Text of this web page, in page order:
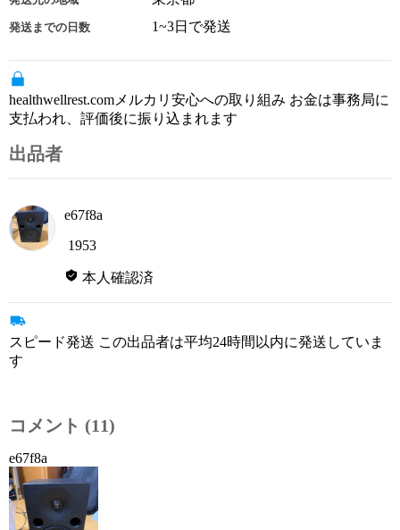
発送までの日数 1~3日で発送
healthwellrest.comメルカリ安心への取り組み お金は事務局に
支払われ、評価後に振り込まれます
出品者
e67f8a
1953
本人確認済
スピード発送 この出品者は平均24時間以内に発送していま
す
コメント (11)
e67f8a